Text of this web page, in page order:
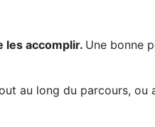
les accomplir. Une bonne
au long du parcours,